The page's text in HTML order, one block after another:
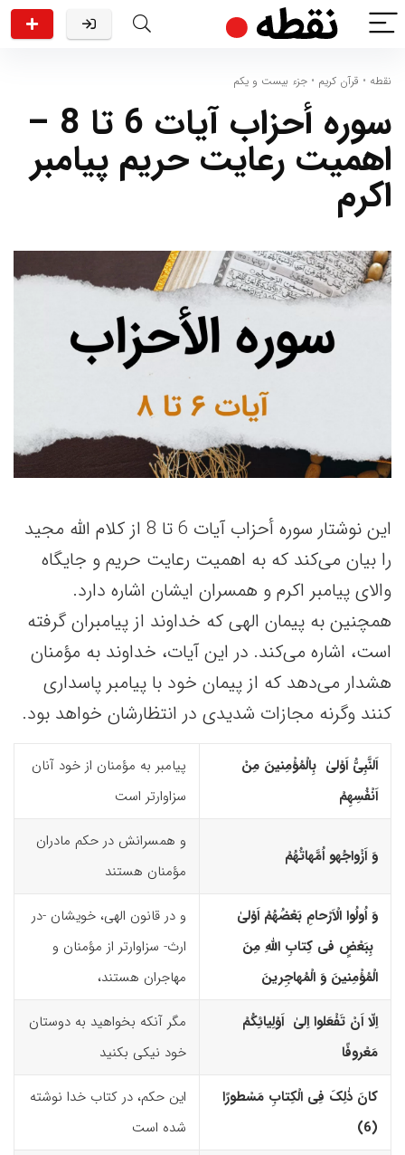
نقطه • قرآن کریم • جزء بیست و یکم
سوره أحزاب آیات 6 تا 8 –
اهمیت رعایت حریم پیامبر
اکرم
این نوشتار سوره أحزاب آیات 6 تا 8 از کلام الله مجید
را بیان می‌کند که به اهمیت رعایت حریم و جایگاه
والای پیامبر اکرم و همسران ایشان اشاره دارد.
همچنین به پیمان الهی که خداوند از پیامبران گرفته‌
است، اشاره می‌کند. در این آیات، خداوند به مؤمنان
هشدار می‌دهد که از پیمان خود با پیامبر پاسداری
کنند وگرنه مجازات شدیدی در انتظارشان خواهد بود.
اَلنَّبِیُّ اَوْلیٰ بِالْمُؤْمِنینَ مِنْ
اَنْفُسِهِمْ
پیامبر به مؤمنان از خود آنان
سزاوارتر است
وَ اَزْواجُهو اُمَّهاتُهُمْ
و همسرانش در حکم مادران
مؤمنان هستند
وَ اُولُوا الْاَرْحامِ بَعْضُهُمْ اَوْلیٰ
بِبَعْضٍ فى کِتابِ اللّهِ مِنَ
الْمُؤْمِنینَ وَ الْمُهاجِرینَ
و در قانون الهی، خویشان -در
ارث- سزاوارتر از مؤمنان و
مهاجران هستند،
اِلّا اَنْ تَفْعَلوا اِلیٰ اَوْلِیائِکُمْ
مَعْروفًا
مگر آنکه بخواهید به دوستان
خود نیکی بکنید
کانَ ذٰلِکَ فِى الْکِتابِ مَسْطورًا
(6)‏
این حکم، در کتاب خدا نوشته
شده است